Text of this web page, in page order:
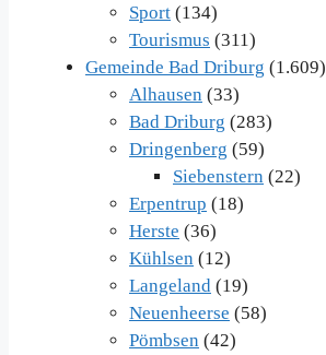
Sport (134)
Tourismus (311)
Gemeinde Bad Driburg (1.609)
Alhausen (33)
Bad Driburg (283)
Dringenberg (59)
Siebenstern (22)
Erpentrup (18)
Herste (36)
Kühlsen (12)
Langeland (19)
Neuenheerse (58)
Pömbsen (42)